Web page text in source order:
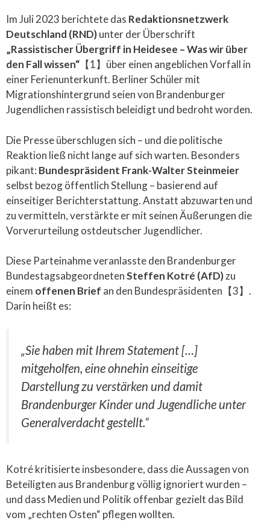
Im Juli 2023 berichtete das Redaktionsnetzwerk
Deutschland (RND)unter der Überschrift
„Rassistischer Übergriff in Heidesee – Was wir über
den Fall wissen“ 【1】über einen angeblichen Vorfall in
einer Ferienunterkunft. Berliner Schüler mit
Migrationshintergrund seien von Brandenburger
Jugendlichen rassistisch beleidigt und bedroht worden.
Die Presse überschlugen sich – und die politische
Reaktion ließ nicht lange auf sich warten. Besonders
pikant: Bundespräsident Frank-Walter Steinmeier
selbst bezog öffentlich Stellung – basierend auf
einseitiger Berichterstattung. Anstatt abzuwarten und
zu vermitteln, verstärkte er mit seinen Äußerungen die
Vorverurteilung ostdeutscher Jugendlicher.
Diese Parteinahme veranlasste den Brandenburger
BundestagsabgeordnetenSteffen Kotré (AfD)zu
einem offenen Brief an den Bundespräsidenten【3】.
Darin heißt es:
„Sie haben mit Ihrem Statement […]
mitgeholfen, eine ohnehin einseitige
Darstellung zu verstärken und damit
Brandenburger Kinder und Jugendliche unter
Generalverdacht gestellt.“
Kotré kritisierte insbesondere, dass die Aussagen von
Beteiligten aus Brandenburg völlig ignoriert wurden –
und dass Medien und Politik offenbar gezielt das Bild
vom „rechten Osten“ pflegen wollten.